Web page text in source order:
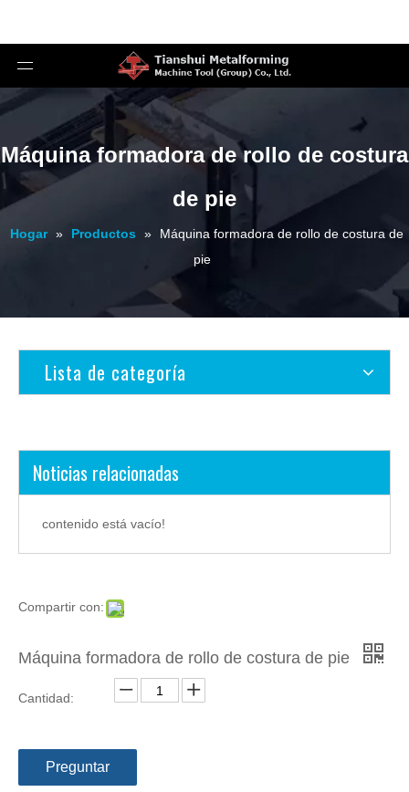
Máquina formadora de rollo de costura
de pie
Hogar » Productos »
Máquina formadora de rollo de costura de
pie
Lista de categoría
Noticias relacionadas
contenido está vacío!
Compartir con:
Máquina formadora de rollo de costura de pie
Cantidad:
Preguntar